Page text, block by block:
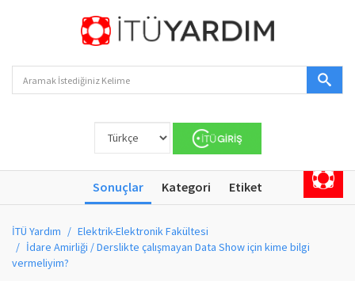
Sonuçlar Kategori Etiket
İTÜ Yardım
Elektrik-Elektronik Fakültesi
İdare Amirliği / Derslikte çalışmayan Data Show için kime bilgi
vermeliyim?